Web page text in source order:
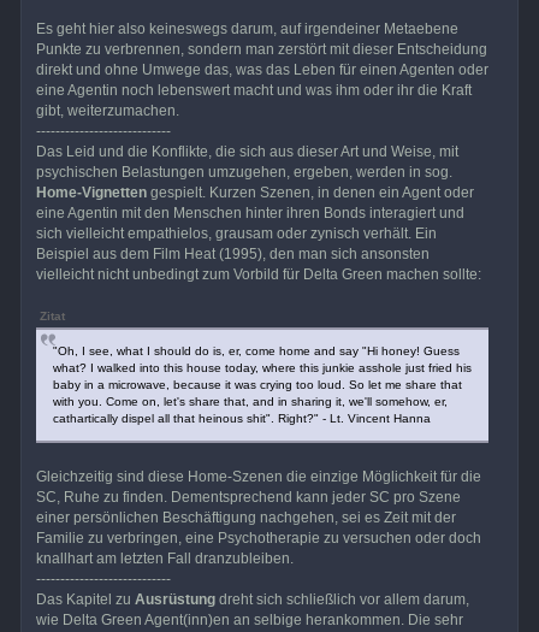
Es geht hier also keineswegs darum, auf irgendeiner Metaebene
Punkte zu verbrennen, sondern man zerstört mit dieser Entscheidung
direkt und ohne Umwege das, was das Leben für einen Agenten oder
eine Agentin noch lebenswert macht und was ihm oder ihr die Kraft
gibt, weiterzumachen.
----------------------------
Das Leid und die Konflikte, die sich aus dieser Art und Weise, mit
psychischen Belastungen umzugehen, ergeben, werden in sog.
Home-Vignettengespielt. Kurzen Szenen, in denen ein Agent oder
eine Agentin mit den Menschen hinter ihren Bonds interagiert und
sich vielleicht empathielos, grausam oder zynisch verhält. Ein
Beispiel aus dem Film Heat (1995), den man sich ansonsten
vielleicht nicht unbedingt zum Vorbild für Delta Green machen sollte:
Zitat
"Oh, I see, what I should do is, er, come home and say "Hi honey! Guess
what? I walked into this house today, where this junkie asshole just fried his
baby in a microwave, because it was crying too loud. So let me share that
with you. Come on, let's share that, and in sharing it, we'll somehow, er,
cathartically dispel all that heinous shit". Right?" - Lt. Vincent Hanna
Gleichzeitig sind diese Home-Szenen die einzige Möglichkeit für die
SC, Ruhe zu finden. Dementsprechend kann jeder SC pro Szene
einer persönlichen Beschäftigung nachgehen, sei es Zeit mit der
Familie zu verbringen, eine Psychotherapie zu versuchen oder doch
knallhart am letzten Fall dranzubleiben.
----------------------------
Das Kapitel zu Ausrüstungdreht sich schließlich vor allem darum,
wie Delta Green Agent(inn)en an selbige herankommen. Die sehr